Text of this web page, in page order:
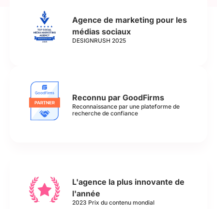
Agence de marketing pour les
médias sociaux
DESIGNRUSH 2025
Reconnu par GoodFirms
Reconnaissance par une plateforme de
recherche de confiance
L'agence la plus innovante de
l'année
2023 Prix du contenu mondial